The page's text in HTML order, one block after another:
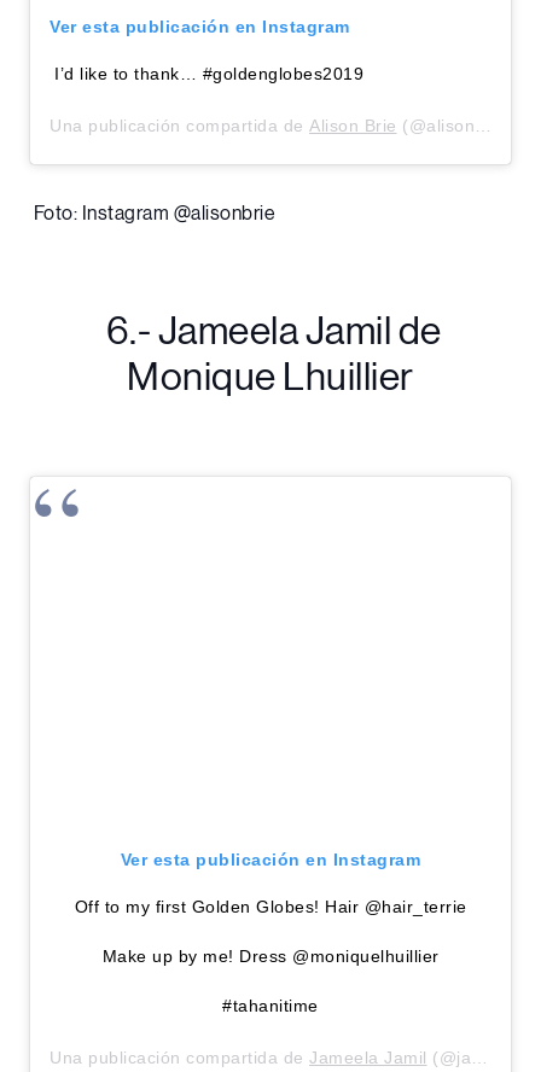
Ver esta publicación en Instagram
I’d like to thank… #goldenglobes2019
Una publicación compartida de Alison Brie (@alisonbrie) el
Foto: Instagram @alisonbrie
6.- Jameela Jamil de
Monique Lhuillier
Ver esta publicación en Instagram
Off to my first Golden Globes! Hair @hair_terrie
Make up by me! Dress @moniquelhuillier
#tahanitime
Una publicación compartida de Jameela Jamil (@jameelajamilofficial) el